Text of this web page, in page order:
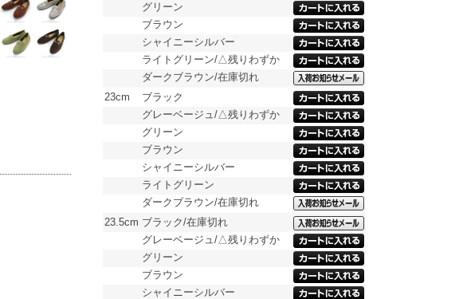
グリーン
ブラウン
シャイニーシルバー
ライトグリーン/△残りわずか
ダークブラウン/在庫切れ
23cm
ブラック
グレーベージュ/△残りわずか
グリーン
ブラウン
シャイニーシルバー
ライトグリーン
ダークブラウン/在庫切れ
23.5cm ブラック/在庫切れ
グレーベージュ/△残りわずか
グリーン
ブラウン
シャイニーシルバー